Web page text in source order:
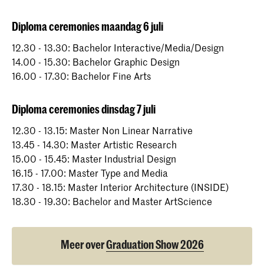
Diploma ceremonies maandag 6 juli
12.30 - 13.30: Bachelor Interactive/Media/Design
14.00 - 15.30: Bachelor Graphic Design
16.00 - 17.30: Bachelor Fine Arts
Diploma ceremonies dinsdag 7 juli
12.30 - 13.15: Master Non Linear Narrative
13.45 - 14.30: Master Artistic Research
15.00 - 15.45: Master Industrial Design
16.15 - 17.00: Master Type and Media
17.30 - 18.15: Master Interior Architecture (INSIDE)
18.30 - 19.30: Bachelor and Master ArtScience
Meer overGraduation Show 2026